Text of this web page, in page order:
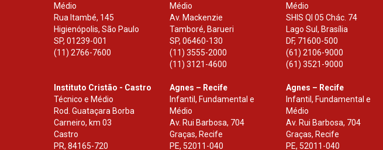
Médio
Rua Itambé, 145
Higienópolis, São Paulo
SP, 01239-001
(11) 2766-7600
Médio
Av. Mackenzie
Tamboré, Barueri
SP,06460-130
(11) 3555-2000
(11) 3121-4600
Médio
SHIS Ql 05 Chác. 74
Lago Sul, Brasília
DF, 71600-500
(61) 2106-9000
(61) 3521-9000
Instituto Cristão - Castro
Técnico e Médio
Rod. Guataçara Borba
Carneiro, km 03
Castro
PR, 84165-720
Agnes – Recife
Infantil, Fundamental e
Médio
Av. Rui Barbosa, 704
Graças, Recife
PE, 52011-040
Agnes – Recife
Infantil, Fundamental e
Médio
Av. Rui Barbosa, 704
Graças, Recife
PE, 52011-040